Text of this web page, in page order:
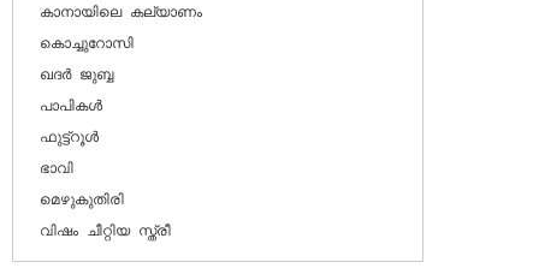
കാനായിലെ കല്യാണം
കൊച്ചുറോസി
ഖദര്‍ ജുബ്ബ
പാപികള്‍
ഫുട്ട്‌റൂള്‍
ഭാവി
മെഴുകുതിരി
വിഷം ചീറ്റിയ സ്ത്രീ